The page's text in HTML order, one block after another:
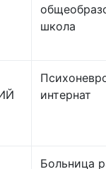
школа
интернат
Больница